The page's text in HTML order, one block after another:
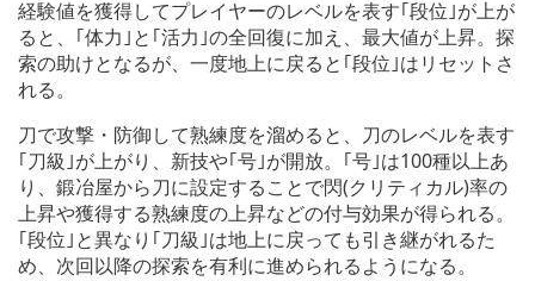
経験値を獲得してプレイヤーのレベルを表す｢段位｣が上が
ると、｢体力｣と｢活力｣の全回復に加え、最大値が上昇。探
索の助けとなるが、一度地上に戻ると｢段位｣はリセットさ
れる。
刀で攻撃・防御して熟練度を溜めると、刀のレベルを表す
｢刀級｣が上がり、新技や｢号｣が開放。｢号｣は100種以上あ
り、鍛冶屋から刀に設定することで閃(クリティカル)率の
上昇や獲得する熟練度の上昇などの付与効果が得られる。
｢段位｣と異なり｢刀級｣は地上に戻っても引き継がれるた
め、次回以降の探索を有利に進められるようになる。